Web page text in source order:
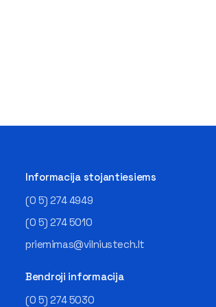
Informacija stojantiesiems
(0 5) 274 4949
(0 5) 274 5010
priemimas@vilniustech.lt
Bendroji informacija
(0 5) 274 5030